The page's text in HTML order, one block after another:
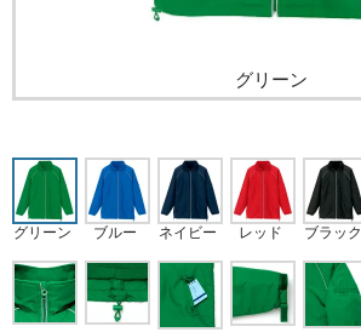
グリーン
グリーン ブルー ネイビー レッド ブラック